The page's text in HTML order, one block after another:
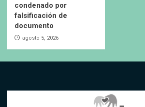
condenado por
falsificación de
documento
agosto 5, 2026